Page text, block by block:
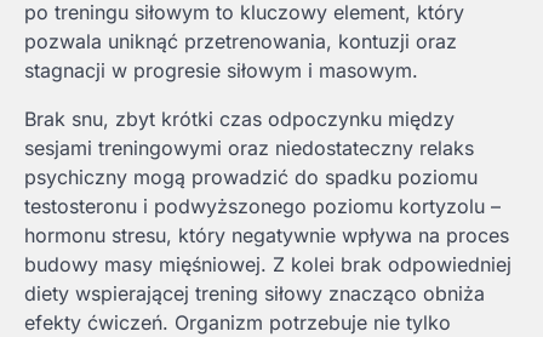
po treningu siłowym to kluczowy element, który
pozwala uniknąć przetrenowania, kontuzji oraz
stagnacji w progresie siłowym i masowym.
Brak snu, zbyt krótki czas odpoczynku między
sesjami treningowymi oraz niedostateczny relaks
psychiczny mogą prowadzić do spadku poziomu
testosteronu i podwyższonego poziomu kortyzolu –
hormonu stresu, który negatywnie wpływa na proces
budowy masy mięśniowej. Z kolei brak odpowiedniej
diety wspierającej trening siłowy znacząco obniża
efekty ćwiczeń. Organizm potrzebuje nie tylko